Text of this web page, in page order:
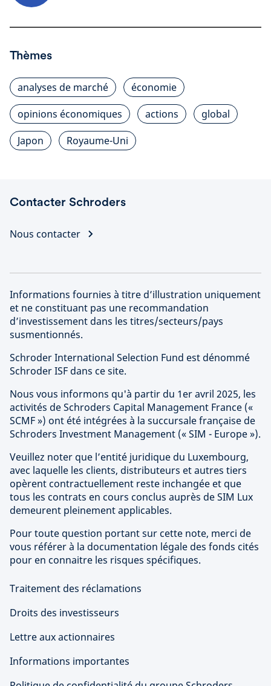
Thèmes
analyses de marché
économie
opinions économiques
actions
global
Japon
Royaume-Uni
Contacter Schroders
Nous contacter
Informations fournies à titre d’illustration uniquement
et ne constituant pas une recommandation
d’investissement dans les titres/secteurs/pays
susmentionnés.
Schroder International Selection Fund est dénommé
Schroder ISF dans ce site.
Nous vous informons qu'à partir du 1er avril 2025, les
activités de Schroders Capital Management France («
SCMF ») ont été intégrées à la succursale française de
Schroders Investment Management (« SIM - Europe »).
Veuillez noter que l’entité juridique du Luxembourg,
avec laquelle les clients, distributeurs et autres tiers
opèrent contractuellement reste inchangée et que
tous les contrats en cours conclus auprès de SIM Lux
demeurent pleinement applicables.
Pour toute question portant sur cette note, merci de
vous référer à la documentation légale des fonds cités
pour en connaitre les risques spécifiques.
Traitement des réclamations
Droits des investisseurs
Lettre aux actionnaires
Informations importantes